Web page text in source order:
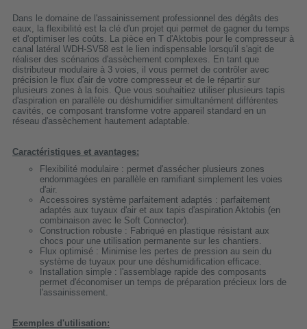
AF500B
Dans le domaine de l'assainissement professionnel des dégâts des
eaux, la flexibilité est la clé d'un projet qui permet de gagner du temps
et d'optimiser les coûts. La pièce en T d'Aktobis pour le compresseur à
canal latéral WDH-SV58 est le lien indispensable lorsqu'il s'agit de
réaliser des scénarios d'assèchement complexes. En tant que
distributeur modulaire à 3 voies, il vous permet de contrôler avec
précision le flux d'air de votre compresseur et de le répartir sur
plusieurs zones à la fois. Que vous souhaitiez utiliser plusieurs tapis
d'aspiration en parallèle ou déshumidifier simultanément différentes
cavités, ce composant transforme votre appareil standard en un
réseau d'assèchement hautement adaptable.
Caractéristiques et avantages:
Flexibilité modulaire : permet d'assécher plusieurs zones
endommagées en parallèle en ramifiant simplement les voies
d'air.
Accessoires système parfaitement adaptés : parfaitement
adaptés aux tuyaux d'air et aux tapis d'aspiration Aktobis (en
combinaison avec le Soft Connector).
Construction robuste : Fabriqué en plastique résistant aux
chocs pour une utilisation permanente sur les chantiers.
Flux optimisé : Minimise les pertes de pression au sein du
système de tuyaux pour une déshumidification efficace.
Installation simple : l'assemblage rapide des composants
permet d'économiser un temps de préparation précieux lors de
l'assainissement.
Exemples d'utilisation: